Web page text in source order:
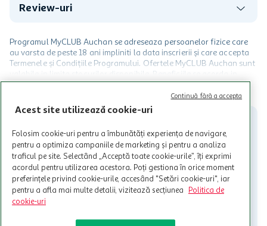
Review-uri
Programul MyCLUB Auchan se adreseaza persoanelor fizice care
au varsta de peste 18 ani impliniti la data inscrierii și care accepta
Termenele și Condițiile Programului. Ofertele MyCLUB Auchan sunt
limita a 12 unitati / card client o singura data in perioada promotiei.
Cardul poate fi utilizat doar in legatura cu magazinele Auchan
participante și pentru acțiuni promotionale indicate de Auchan si
nu raspunde pentru imposibilitatea utilizarii Cardului in perioada in
care aceste este suspendat sau in perioada in care sunt efectuate
intretineri sau reparatii tehnice la sistemul de utilizarea al Cardului.
Contacteaza-ne!
021-9141 contact@auchan.ro
Acest site utilizează cookie-uri
Folosim cookie-uri pentru a îmbunătăți experiența de navigare,
pentru a optimiza campaniile de marketing și pentru a analiza
traficul pe site. Selectând „Acceptă toate cookie-urile”, îți exprimi
acordul pentru utilizarea acestora. Poți gestiona în orice moment
preferințele privind cookie-urile, accesând "Setări cookie-uri", iar
pentru a afla mai multe detalii, vizitează secțiunea
Politica de
cookie-uri
Continuă fără a accepta